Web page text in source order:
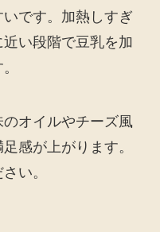
です。加熱しすぎ
い段階で豆乳を加
オイルやチーズ風
感が上がります。
い。